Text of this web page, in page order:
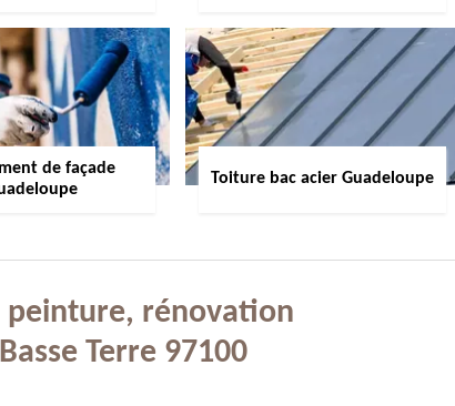
de façade
Toiture bac acier Guadeloupe
peinture, rénovation
Terre 97100